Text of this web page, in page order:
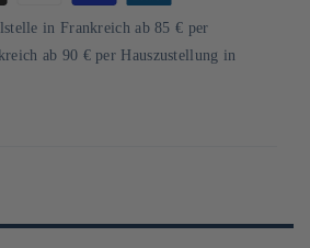
in Frankreich ab 85 € per
ab 90 € per Hauszustellung in